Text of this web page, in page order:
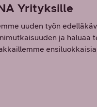
Yrityksille
uuden työn
ja haluaa